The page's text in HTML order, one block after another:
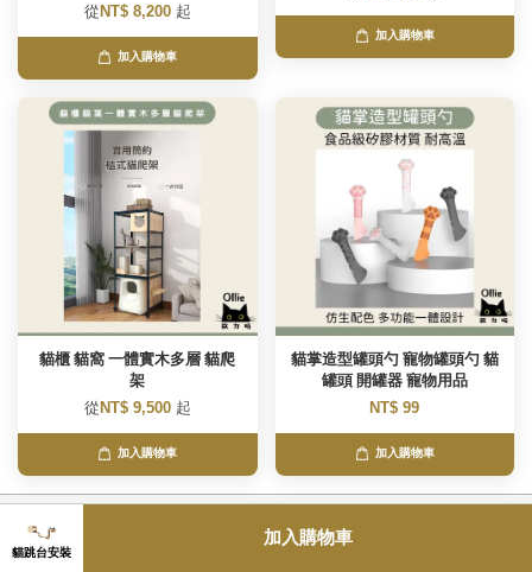
貓跳台安裝
加入購物車
從 NT$ 8,200 起
加入購物車
加入購物車
貓櫃 貓窩 一體實木多層 貓爬
架
從 NT$ 9,500 起
加入購物車
貓掌造型罐頭勺 寵物罐頭勺 貓
罐頭 開罐器 寵物用品
NT$ 99
加入購物車